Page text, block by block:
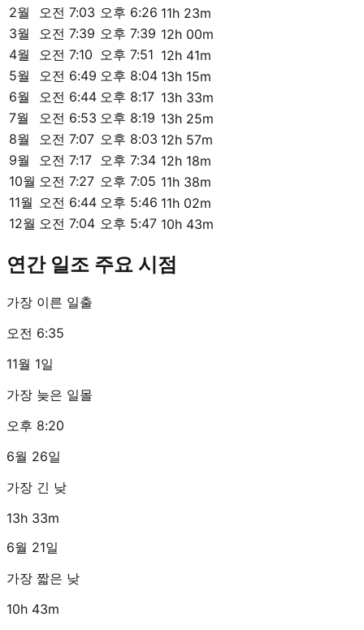
2월 오전 7:03 오후 6:26 11h 23m
3월
오전 7:39 오후 7:39 12h 00m
4월
오전 7:10 오후 7:51 12h 41m
5월
오전 6:49 오후 8:04 13h 15m
6월
오전 6:44 오후 8:17 13h 33m
7월
오전 6:53 오후 8:19 13h 25m
8월
오전 7:07 오후 8:03 12h 57m
9월
오전 7:17 오후 7:34 12h 18m
10월 오전 7:27 오후 7:05 11h 38m
11월 오전 6:44 오후 5:46 11h 02m
12월 오전 7:04 오후 5:47 10h 43m
연간 일조 주요 시점
가장 이른 일출
오전 6:35
11월 1일
가장 늦은 일몰
오후 8:20
6월 26일
가장 긴 낮
13h 33m
6월 21일
가장 짧은 낮
10h 43m